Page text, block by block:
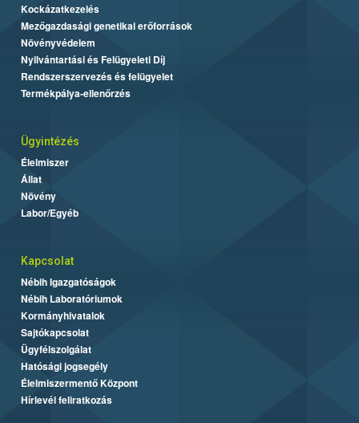
Kockázatkezelés
Mezőgazdasági genetikai erőforrások
Növényvédelem
Nyilvántartási és Felügyeleti Díj
Rendszerszervezés és felügyelet
Termékpálya-ellenőrzés
Ügyintézés
Élelmiszer
Állat
Növény
Labor/Egyéb
Kapcsolat
Nébih Igazgatóságok
Nébih Laboratóriumok
Kormányhivatalok
Sajtókapcsolat
Ügyfélszolgálat
Hatósági jogsegély
Élelmiszermentő Központ
Hírlevél feliratkozás